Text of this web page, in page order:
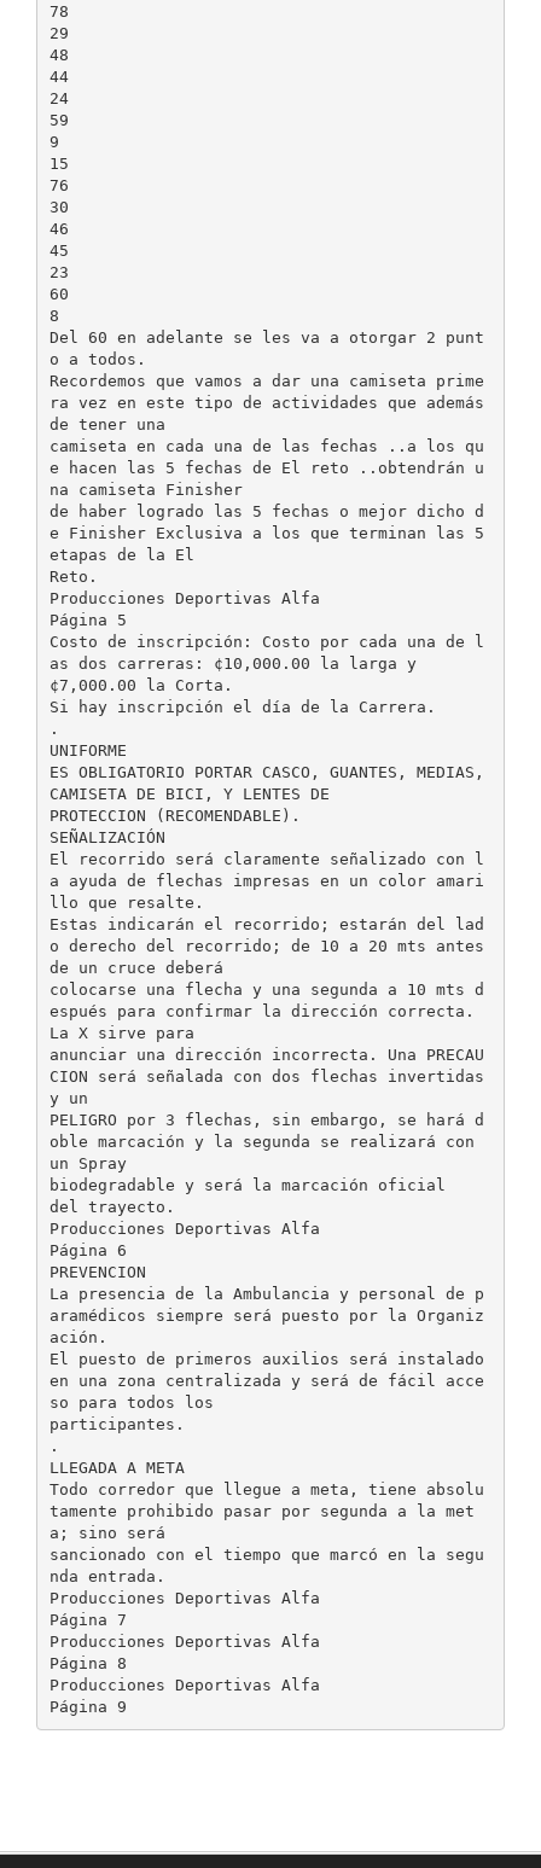
78
29
48
44
24
59
9
15
76
30
46
45
23
60
8
Del 60 en adelante se les va a otorgar 2 punt
o a todos.
Recordemos que vamos a dar una camiseta prime
ra vez en este tipo de actividades que además
de tener una
camiseta en cada una de las fechas ..a los qu
e hacen las 5 fechas de El reto ..obtendrán u
na camiseta Finisher
de haber logrado las 5 fechas o mejor dicho d
e Finisher Exclusiva a los que terminan las 5
etapas de la El
Reto.
Producciones Deportivas Alfa
Página 5
Costo de inscripción: Costo por cada una de l
as dos carreras: ¢10,000.00 la larga y
¢7,000.00 la Corta.
Si hay inscripción el día de la Carrera.
.
UNIFORME
ES OBLIGATORIO PORTAR CASCO, GUANTES, MEDIAS,
CAMISETA DE BICI, Y LENTES DE
PROTECCION (RECOMENDABLE).
SEÑALIZACIÓN
El recorrido será claramente señalizado con l
a ayuda de flechas impresas en un color amari
llo que resalte.
Estas indicarán el recorrido; estarán del lad
o derecho del recorrido; de 10 a 20 mts antes
de un cruce deberá
colocarse una flecha y una segunda a 10 mts d
espués para confirmar la dirección correcta.
La X sirve para
anunciar una dirección incorrecta. Una PRECAU
CION será señalada con dos flechas invertidas
y un
PELIGRO por 3 flechas, sin embargo, se hará d
oble marcación y la segunda se realizará con
un Spray
biodegradable y será la marcación oficial
del trayecto.
Producciones Deportivas Alfa
Página 6
PREVENCION
La presencia de la Ambulancia y personal de p
aramédicos siempre será puesto por la Organiz
ación.
El puesto de primeros auxilios será instalado
en una zona centralizada y será de fácil acce
so para todos los
participantes.
.
LLEGADA A META
Todo corredor que llegue a meta, tiene absolu
tamente prohibido pasar por segunda a la met
a; sino será
sancionado con el tiempo que marcó en la segu
nda entrada.
Producciones Deportivas Alfa
Página 7
Producciones Deportivas Alfa
Página 8
Producciones Deportivas Alfa